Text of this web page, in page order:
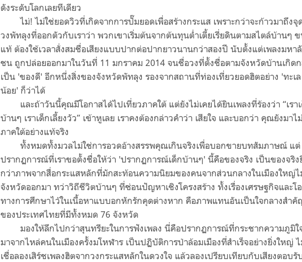
ดังระดับโลกเลยทีเดียว
ไม่! ไม่ใช่ยอดวิวที่เกิดจากการปั๊มยอดเพื่อสร้างกระแส เพราะกว่าจะก้าวมาถึงจุ
วงพัทลุงที่ออกตัวกับเราว่า พวกเขาเริ่มต้นจากต้นทุนต่ำเตี้ยเรี่ยดินตามสไตล์บ้านๆ
แท้ ต้องใช้เวลาสั่งสมชื่อเสียงแบบปากต่อปากยาวนานกว่าสองปี นับตั้งแต่เพลงมหา
ชน ถูกปล่อยออกมาในวันที่ 11 มกราคม 2014 จนชื่อวงที่ตั้งชื่อตามจังหวัดบ้านเกิด
เป็น 'ของดี' อีกหนึ่งสิ่งของจังหวัดพัทลุง รองจากสถานที่ท่องเที่ยวยอดฮิตอย่าง 'ทะเล
น้อย' ก็ว่าได้
และถ้าวันนี้คุณมีโอกาสได้ไปเที่ยวภาคใต้ แต่ยังไม่เคยได้ยินเพลงที่ร้องว่า “เรา
บ้านๆ เราเด็กเลี้ยงวัว” เข้าหูเลย เราคงต้องกล่าวคำว่า เสียใจ และบอกว่า คุณยังมาไ
ภาคใต้อย่างแท้จริง
ทั้งหมดทั้งมวลไม่ใช่การอวดอ้างสรรพคุณเกินจริงเพื่อบอกขายบทสัมภาษณ์ แต่
ปรากฏการณ์ที่เราขอตั้งชื่อให้ว่า 'ปรากฏการณ์เด็กบ้านๆ' นี้คือของจริง เป็นของจริง
กว่าภาพจากสื่อกระแสหลักที่มักสะท้อนความนิยมของคนจากส่วนกลางในเมืองใหญ่
จังหวัดออกมา ทว่าวิถีชีวิตบ้านๆ ที่ซ่อนปัญหาเชิงโครงสร้าง ทั้งเรื่องเศรษฐกิจและโ
ทางการศึกษาไว้ในเนื้อหาแบบอกหักรักคุดต่างหาก คือภาพแทนอันเป็นใจกลางสำคั
ของประเทศไทยที่มีทั้งหมด 76 จังหวัด
มองให้ลึกไปกว่าสุนทรียะในการฟังเพลง นี่คือปรากฏการณ์ที่กระชากความภูมิใ
มาจากไหล่คนในเมืองครั้งมโหฬาร เป็นปฏิบัติการป่าล้อมเมืองที่สำเร็จอย่างยิ่งใหญ่
เชื่อลองเสิร์ชเพลงฮิตจากวงกระแสหลักในดวงใจ แล้วลองเปรียบเทียบกับเสียงตอบรั